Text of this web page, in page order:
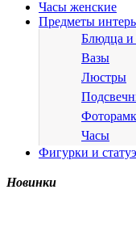
Часы женские
Предметы
Блюдца и
Вазы
Люстры
Часы
Фигурки и
Новинки